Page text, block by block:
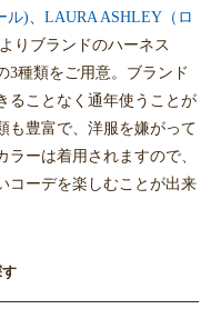
ル)、 LAURA ASHLEY（ロ
りブランドのハーネス
3種類をご用意。ブランド
ることなく通年使うことが
も豊富で、洋服を嫌がって
ーは着用されますので、
コーデを楽しむことが出来